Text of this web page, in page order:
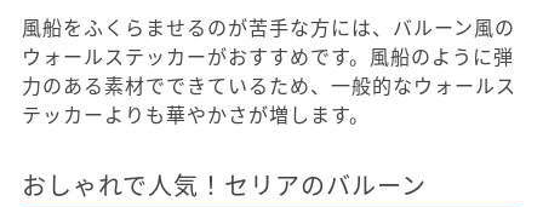
風船をふくらませるのが苦手な方には、バルーン風の
ウォールステッカーがおすすめです。風船のように弾
力のある素材でできているため、一般的なウォールス
テッカーよりも華やかさが増します。
おしゃれで人気！セリアのバルーン